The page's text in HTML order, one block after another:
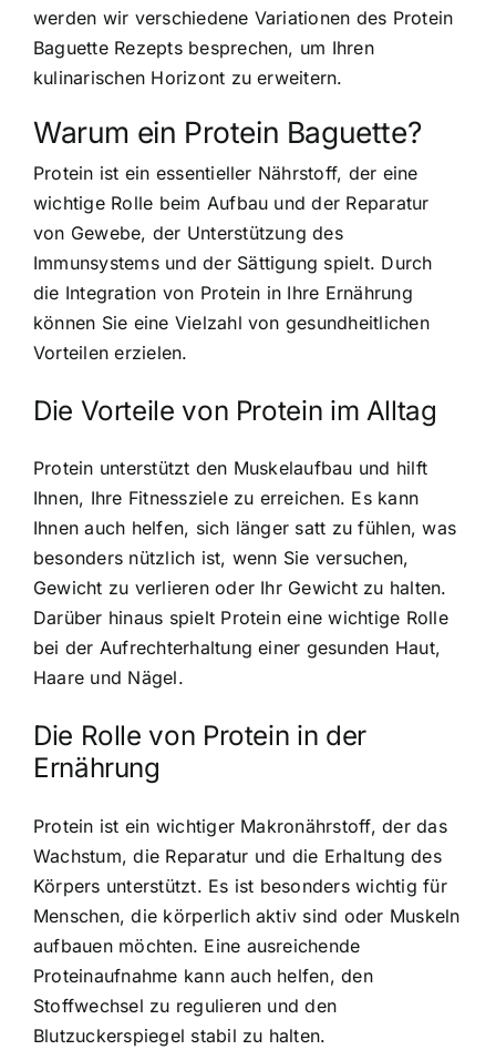
werden wir verschiedene Variationen des Protein
Baguette Rezepts besprechen, um Ihren
kulinarischen Horizont zu erweitern.
Warum ein Protein Baguette?
Protein ist ein essentieller Nährstoff, der eine
wichtige Rolle beim Aufbau und der Reparatur
von Gewebe, der Unterstützung des
Immunsystems und der Sättigung spielt. Durch
die Integration von Protein in Ihre Ernährung
können Sie eine Vielzahl von gesundheitlichen
Vorteilen erzielen.
Die Vorteile von Protein im Alltag
Protein unterstützt den Muskelaufbau und hilft
Ihnen, Ihre Fitnessziele zu erreichen. Es kann
Ihnen auch helfen, sich länger satt zu fühlen, was
besonders nützlich ist, wenn Sie versuchen,
Gewicht zu verlieren oder Ihr Gewicht zu halten.
Darüber hinaus spielt Protein eine wichtige Rolle
bei der Aufrechterhaltung einer gesunden Haut,
Haare und Nägel.
Die Rolle von Protein in der
Ernährung
Protein ist ein wichtiger Makronährstoff, der das
Wachstum, die Reparatur und die Erhaltung des
Körpers unterstützt. Es ist besonders wichtig für
Menschen, die körperlich aktiv sind oder Muskeln
aufbauen möchten. Eine ausreichende
Proteinaufnahme kann auch helfen, den
Stoffwechsel zu regulieren und den
Blutzuckerspiegel stabil zu halten.